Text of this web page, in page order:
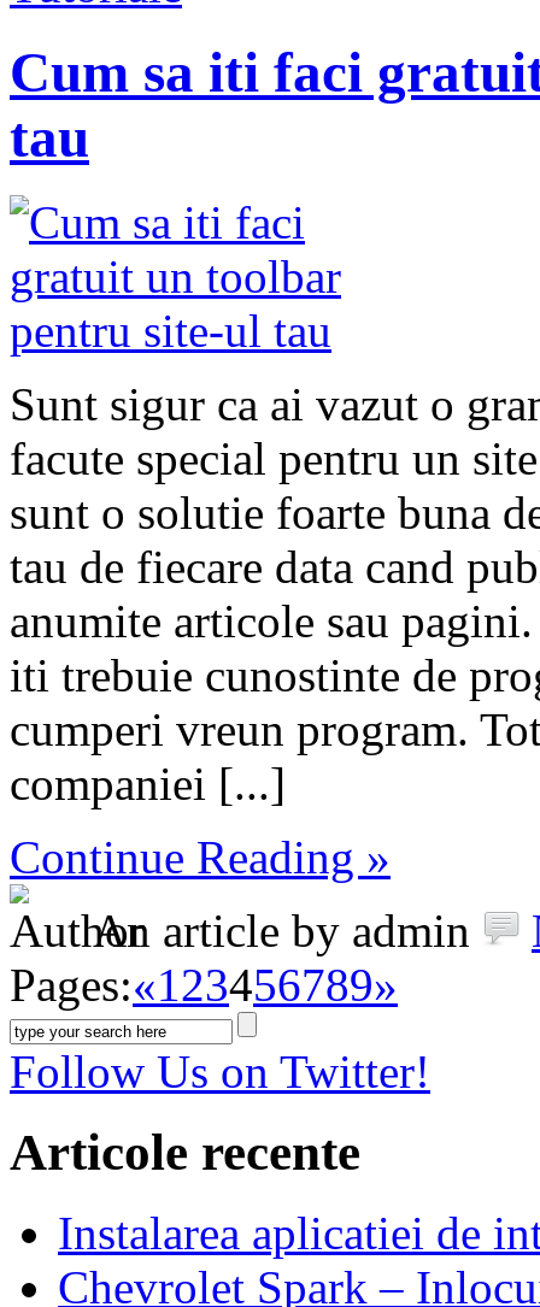
Cum sa iti faci
tau
Sunt sigur ca ai vazut o
facute special pentru un
sunt o solutie foarte buna
tau de fiecare data cand
anumite articole sau
iti trebuie cunostinte de
cumperi vreun program.
companiei [...]
Continue Reading »
An article by admin
Pages:«123456789»
Follow Us on Twitter!
Articole recente
Instalarea aplicatiei de
Chevrolet Spark –